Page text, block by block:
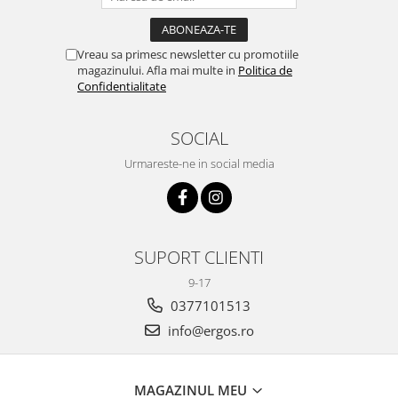
Vreau sa primesc newsletter cu promotiile
magazinului. Afla mai multe in Politica de
Confidentialitate
SOCIAL
Urmareste-ne in social media
SUPORT CLIENTI
9-17
0377101513
info@ergos.ro
MAGAZINUL MEU